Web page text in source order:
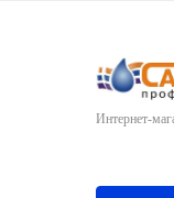
Интернет-